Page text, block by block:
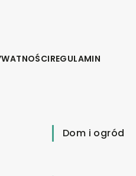
REGULAMIN
Dom i ogród